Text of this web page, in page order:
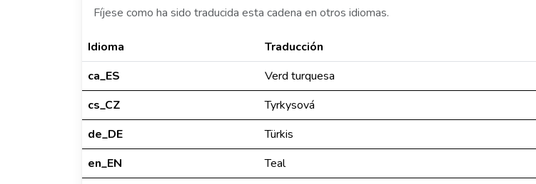
Fíjese como ha sido traducida esta cadena en otros idiomas.
Idioma Traducción
ca_ES
Verd turquesa
cs_CZ
Tyrkysová
de_DE
Türkis
en_EN
Teal